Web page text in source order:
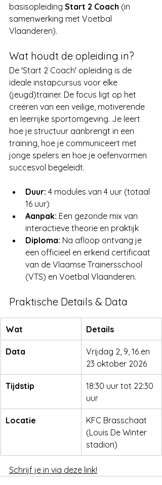
basisopleiding Start 2 Coach (in
samenwerking met Voetbal
Vlaanderen).
Wat houdt de opleiding in?
De 'Start 2 Coach' opleiding is de
ideale instapcursus voor elke
(jeugd)trainer. De focus ligt op het
creëren van een veilige, motiverende
en leerrijke sportomgeving. Je leert
hoe je structuur aanbrengt in een
training, hoe je communiceert met
jonge spelers en hoe je oefenvormen
succesvol begeleidt.
Duur: 4 modules van 4 uur (totaal
16 uur)
Aanpak: Een gezonde mix van
interactieve theorie en praktijk
Diploma: Na afloop ontvang je
een officieel en erkend certificaat
van de Vlaamse Trainersschool
(VTS) en Voetbal Vlaanderen.
Praktische Details & Data
Wat Details
Data
Vrijdag 2, 9, 16 en
23 oktober 2026
Tijdstip
18:30 uur tot 22:30
uur
Locatie
KFC Brasschaat
(Louis De Winter
stadion)
Schrijf je in via deze link!